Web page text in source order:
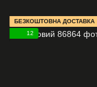
БЕЗКОШТОВНА ДОСТАВКА
12